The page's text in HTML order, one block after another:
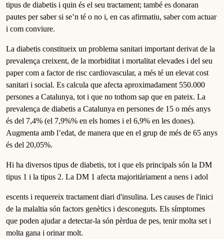
tipus de diabetis i quin és el seu tractament; també es donaran
pautes per saber si se’n té o no i, en cas afirmatiu, saber com actuar
i com conviure.
La diabetis constitueix un problema sanitari important derivat de la
prevalença creixent, de la morbiditat i mortalitat elevades i del seu
paper com a factor de risc cardiovascular, a més té un elevat cost
sanitari i social. Es calcula que afecta aproximadament 550.000
persones a Catalunya, tot i que no tothom sap que en pateix. La
prevalença de diabetis a Catalunya en persones de 15 o més anys
és del 7,4% (el 7,9%% en els homes i el 6,9% en les dones).
Augmenta amb l’edat, de manera que en el grup de més de 65 anys
és del 20,05%.
Hi ha diversos tipus de diabetis, tot i que els principals són la DM
tipus 1 i la tipus 2. La DM 1 afecta majoritàriament a nens i adol
escents i requereix tractament diari d'insulina. Les causes de l'inici
de la malaltia són factors genètics i desconeguts. Els símptomes
que poden ajudar a detectar-la són pèrdua de pes, tenir molta set i
molta gana i orinar molt.